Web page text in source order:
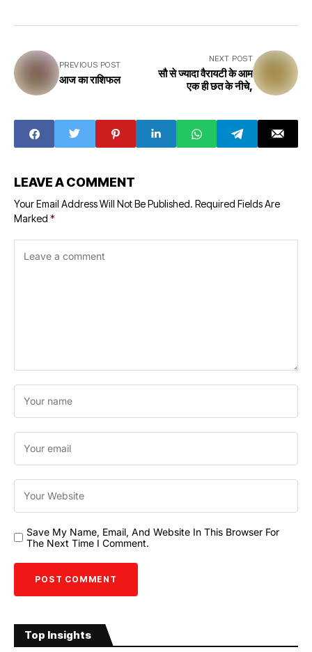
PREVIOUS POST
आज का राशिफल
NEXT POST
सौ से ज्यादा वैरायटी के आम
एक ही छत के नीचे,
LEAVE A COMMENT
Your Email Address Will Not Be Published. Required Fields Are
Marked *
Save My Name, Email, And Website In This Browser For
The Next Time I Comment.
Top Insights